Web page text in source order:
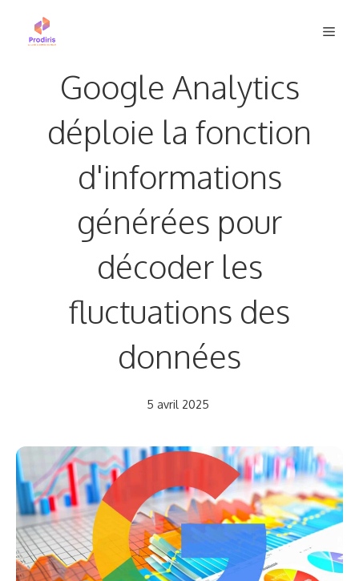
Google Analytics
déploie la fonction
d'informations
générées pour
décoder les
fluctuations des
données
5 avril 2025